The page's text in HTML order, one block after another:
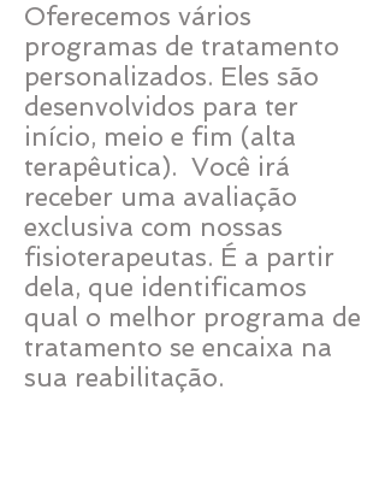
Oferecemos vários
programas de tratamento
personalizados. Eles são
desenvolvidos para ter
início, meio e fim (alta
terapêutica). Você irá
receber uma avaliação
exclusiva com nossas
fisioterapeutas. É a partir
dela, que identificamos
qual o melhor programa de
tratamento se encaixa na
sua reabilitação.